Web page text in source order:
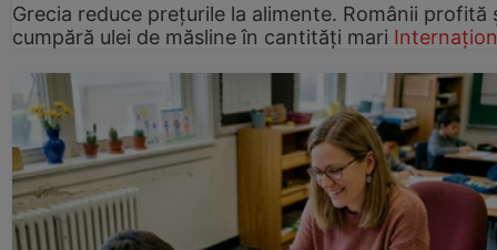
Grecia reduce prețurile la alimente. Românii profită
cumpără ulei de măsline în cantități mari